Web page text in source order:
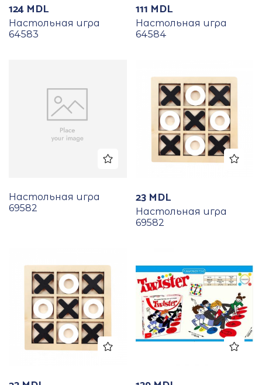
124 MDL
Настольная игра
64583
111 MDL
Настольная игра
64584
Настольная игра
69582
23 MDL
Настольная игра
69582